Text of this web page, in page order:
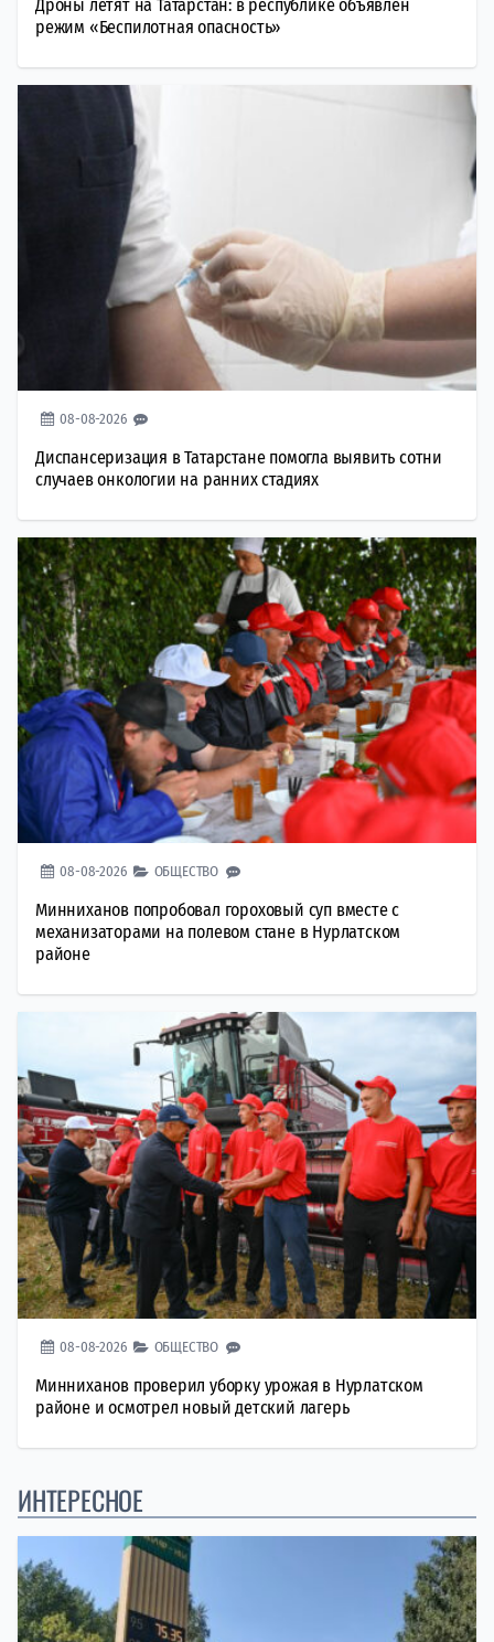
Дроны летят на Татарстан: в республике объявлен
режим «Беспилотная опасность»
08-08-2026
Диспансеризация в Татарстане помогла выявить сотни
случаев онкологии на ранних стадиях
08-08-2026 ОБЩЕСТВО
Минниханов попробовал гороховый суп вместе с
механизаторами на полевом стане в Нурлатском
районе
08-08-2026 ОБЩЕСТВО
Минниханов проверил уборку урожая в Нурлатском
районе и осмотрел новый детский лагерь
ИНТЕРЕСНОЕ